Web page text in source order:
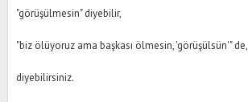
"görüşülmesin" diyebilir,
"biz ölüyoruz ama başkası ölmesin, 'görüşülsün'" de,
diyebilirsiniz.